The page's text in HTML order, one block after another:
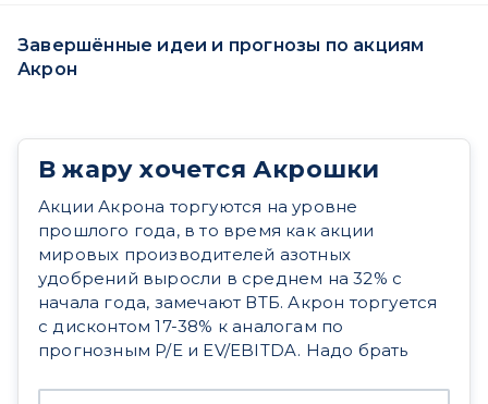
Завершённые идеи и прогнозы по акциям
Акрон
В жару хочется Акрошки
Акции Акрона торгуются на уровне
прошлого года, в то время как акции
мировых производителей азотных
удобрений выросли в среднем на 32% с
начала года, замечают ВТБ. Акрон торгуется
с дисконтом 17-38% к аналогам по
прогнозным P/E и EV/EBITDA. Надо брать